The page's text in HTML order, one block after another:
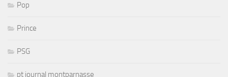
Pop
Prince
PSG
pt journal montparnasse